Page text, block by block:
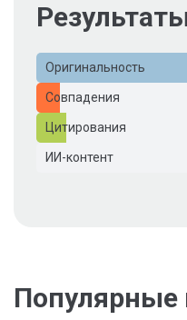
Оригинальность
Совпадения
Цитирования
ИИ-контент
Популярные